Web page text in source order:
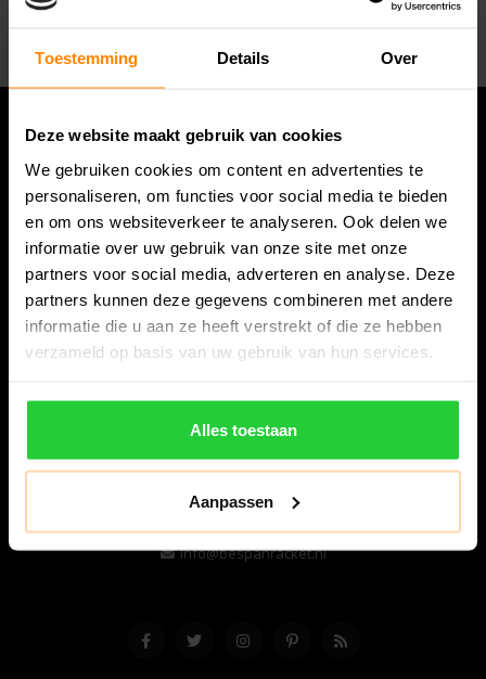
Toestemming Details Over
Deze website maakt gebruik van cookies
We gebruiken cookies om content en advertenties te
personaliseren, om functies voor social media te bieden
en om ons websiteverkeer te analyseren. Ook delen we
informatie over uw gebruik van onze site met onze
partners voor social media, adverteren en analyse. Deze
partners kunnen deze gegevens combineren met andere
informatie die u aan ze heeft verstrekt of die ze hebben
verzameld op basis van uw gebruik van hun services.
Alles toestaan
Aanpassen
Abonneer
Bespanracket.nl is dé racketspecialist van Lelystad en
omstreken.
Snijdersstraat 6
8224 AA Lelystad
Nederland
06-57276080
info@bespanracket.nl